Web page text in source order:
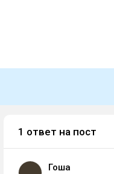
1 ответ на пост
Гоша